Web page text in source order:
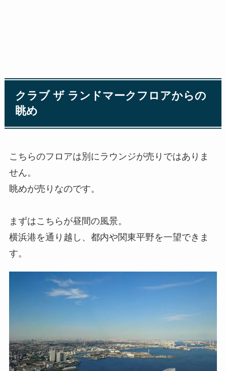
クラブ ザ ランドマークフロアからの
眺め
こちらのフロアは別にラウンジが売りではありま
せん。
眺めが売りなのです。
まずはこちらが昼間の風景。
横浜港を通り越し、都内や関東平野を一望できま
す。